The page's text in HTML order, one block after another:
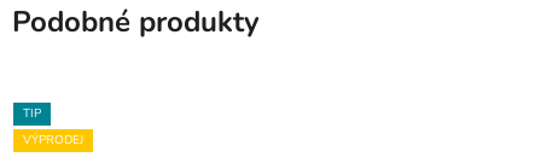
Podobné produkty
TIP
VÝPRODEJ